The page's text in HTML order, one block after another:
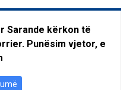
Sarande kërkon të
Punësim vjetor, e